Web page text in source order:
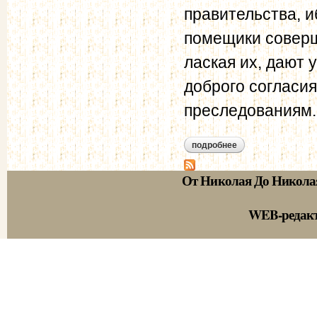
правительства,
помещики
лаская их, дают
доброго
преследованиям.
подробнее о польские
От Николая До
WEB-